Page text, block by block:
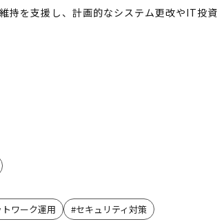
持を支援し、計画的なシステム更改やIT投資
ワーク運用 #セキュリティ対策